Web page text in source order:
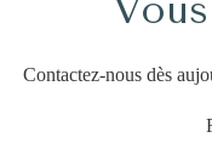
Contactez-nous dès